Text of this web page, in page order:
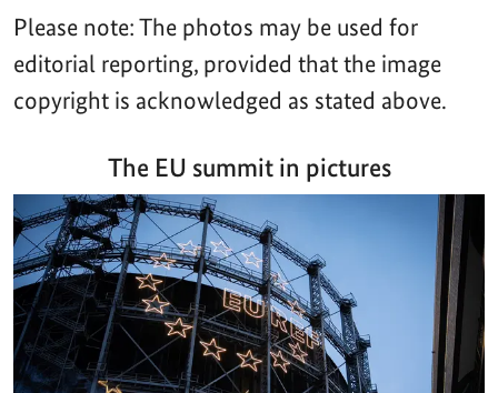
Please note: The photos may be used for
editorial reporting, provided that the image
copyright is acknowledged as stated above.
The EU summit in pictures